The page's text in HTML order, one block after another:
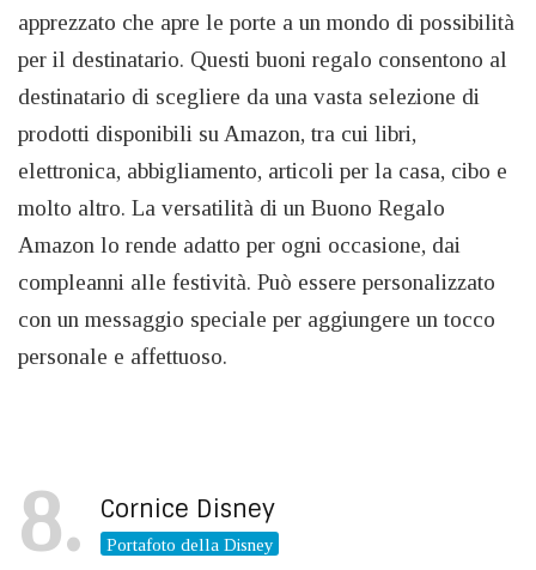
apprezzato che apre le porte a un mondo di possibilità
per il destinatario. Questi buoni regalo consentono al
destinatario di scegliere da una vasta selezione di
prodotti disponibili su Amazon, tra cui libri,
elettronica, abbigliamento, articoli per la casa, cibo e
molto altro. La versatilità di un Buono Regalo
Amazon lo rende adatto per ogni occasione, dai
compleanni alle festività. Può essere personalizzato
con un messaggio speciale per aggiungere un tocco
personale e affettuoso.
8 Cornice Disney
Portafoto della Disney